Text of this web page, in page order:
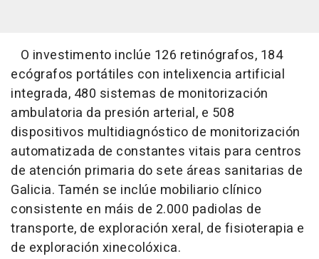
O investimento inclúe 126 retinógrafos, 184
ecógrafos portátiles con intelixencia artificial
integrada, 480 sistemas de monitorización
ambulatoria da presión arterial, e 508
dispositivos multidiagnóstico de monitorización
automatizada de constantes vitais para centros
de atención primaria do sete áreas sanitarias de
Galicia. Tamén se inclúe mobiliario clínico
consistente en máis de 2.000 padiolas de
transporte, de exploración xeral, de fisioterapia e
de exploración xinecolóxica.